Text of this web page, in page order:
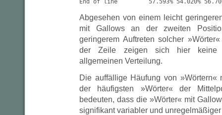
Abgesehen von einem leicht
mit Gallows an der zweiten
geringerem Auftreten solcher
der Zeile zeigen sich hier keine
allgemeinen Verteilung.
Die auffällige Häufung von
der häufigsten »Wörter« der
bedeuten, dass die »Wörter« mit
signifikant variabler und